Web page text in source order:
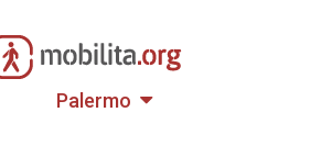
Palermo